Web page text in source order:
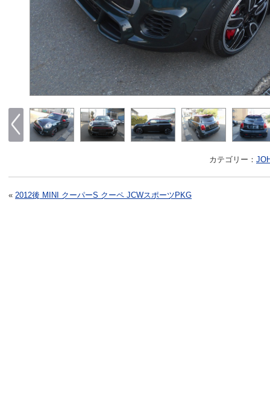
カテゴリー：
« 2012後 MINI クーパーS クーペ JCWスポーツPKG